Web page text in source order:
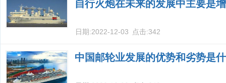
自行火炮在未来的发展中主要是
日期:2022-12-03 点击:342
中国邮轮业发展的优势和劣势是